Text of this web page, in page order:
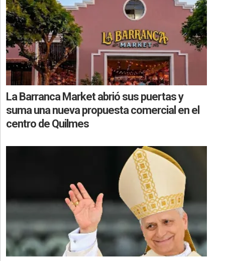
La Barranca Market abrió sus puertas y
suma una nueva propuesta comercial en el
centro de Quilmes